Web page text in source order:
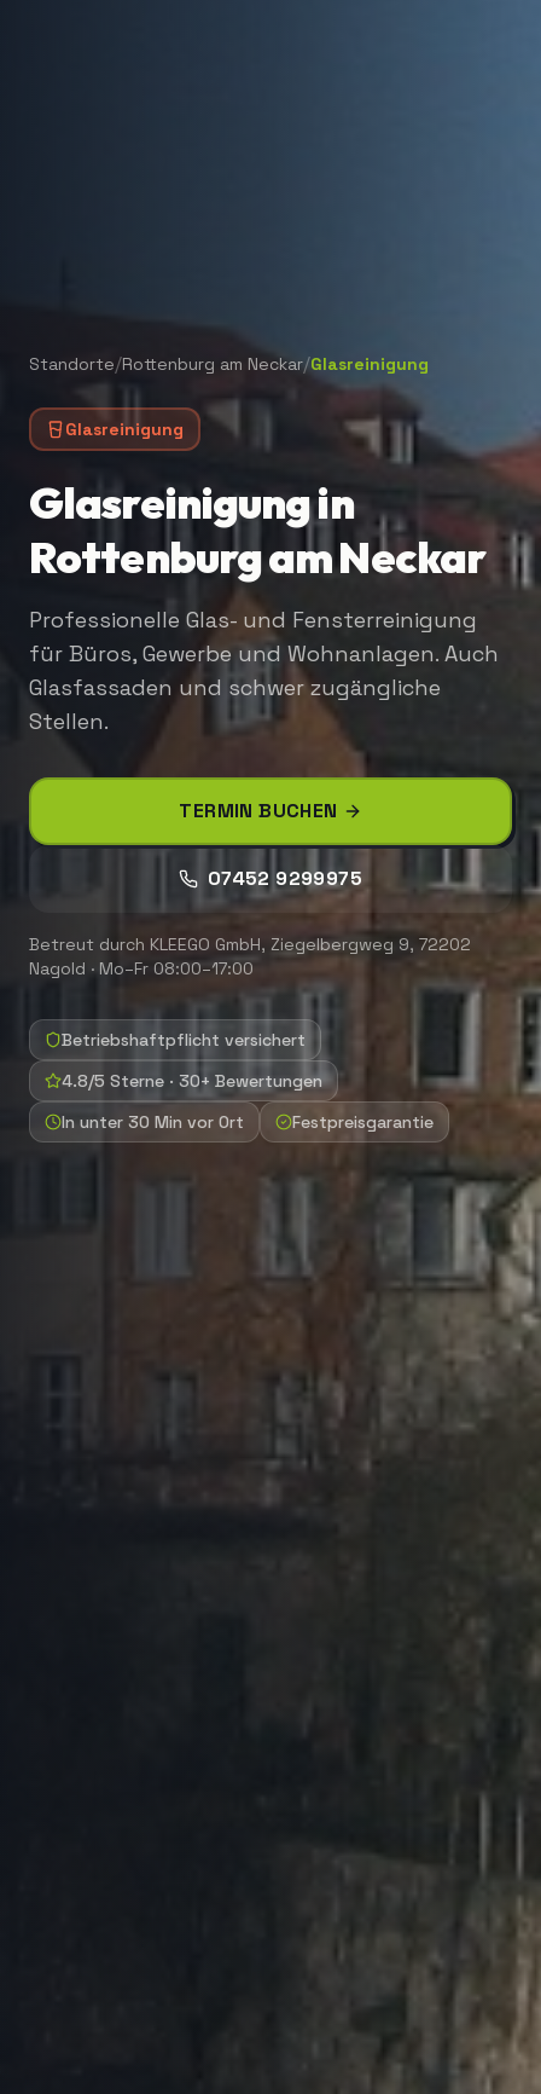
Standorte/Rottenburg am Neckar/Glasreinigung
Glasreinigung
Glasreinigung in
Rottenburg am Neckar
Professionelle Glas- und Fensterreinigung
für Büros, Gewerbe und Wohnanlagen. Auch
Glasfassaden und schwer zugängliche
Stellen.
TERMIN BUCHEN
07452 9299975
Betreut durch KLEEGO GmbH, Ziegelbergweg 9, 72202
Nagold · Mo–Fr 08:00–17:00
Betriebshaftpflicht versichert
4.8/5 Sterne · 30+ Bewertungen
In unter 30 Min vor Ort
Festpreisgarantie